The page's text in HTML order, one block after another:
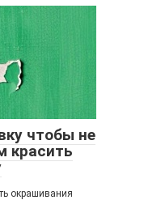
чтобы не
красить
окрашивания